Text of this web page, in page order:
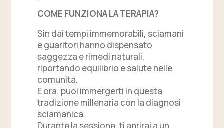
COME FUNZIONA LA TERAPIA?
Sin dai tempi immemorabili, sciamani
e guaritori hanno dispensato
saggezza e rimedi naturali,
riportando equilibrio e salute nelle
comunità.
E ora, puoi immergerti in questa
tradizione millenaria con la diagnosi
sciamanica.